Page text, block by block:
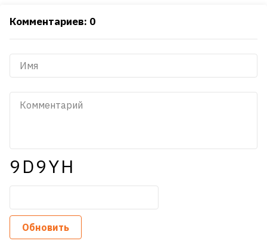
Комментариев: 0
9D9YH
Обновить